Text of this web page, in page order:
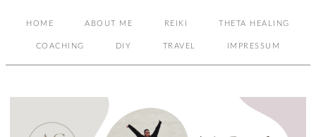
HOME ABOUT ME REIKI THETA HEALING
COACHING DIY TRAVEL IMPRESSUM